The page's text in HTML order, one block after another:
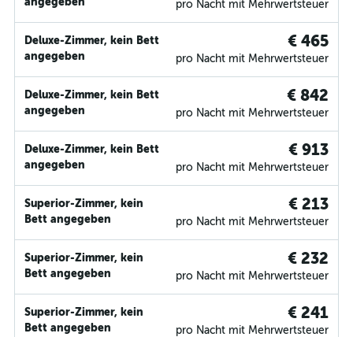
pro Nacht mit Mehrwertsteuer
Deluxe-Zimmer, kein Bett
angegeben
€ 465
pro Nacht mit Mehrwertsteuer
Deluxe-Zimmer, kein Bett
angegeben
€ 842
pro Nacht mit Mehrwertsteuer
Deluxe-Zimmer, kein Bett
angegeben
€ 913
pro Nacht mit Mehrwertsteuer
Superior-Zimmer, kein
Bett angegeben
€ 213
pro Nacht mit Mehrwertsteuer
Superior-Zimmer, kein
Bett angegeben
€ 232
pro Nacht mit Mehrwertsteuer
Superior-Zimmer, kein
Bett angegeben
€ 241
pro Nacht mit Mehrwertsteuer